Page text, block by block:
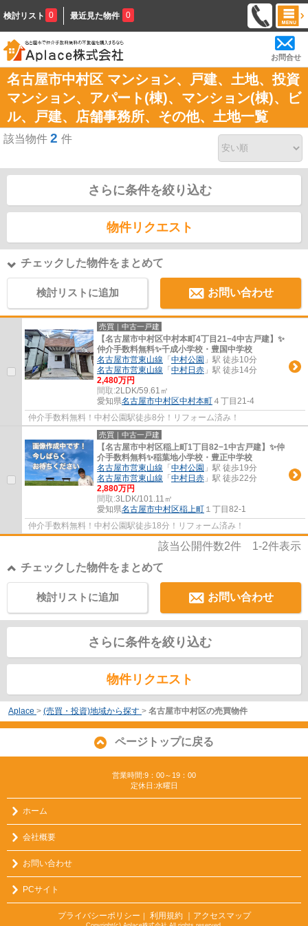
検討リスト 0 最近見た物件 0
お問合せ
名古屋市中村区 マンション、戸建、土地、投資
マンション、アパート(棟)、マンション(棟)、ビ
ル、戸建、店舗事務所、その他、土地一覧
該当物件 2 件
さらに条件を絞り込む
物件リクエスト
チェックした物件をまとめて
検討リストに追加 お問い合わせ
売買｜中古一戸建
【名古屋市中村区中村本町4丁目21−4中古戸建】✨️
仲介手数料無料✨️千成小学校・豊国中学校
名古屋市営東山線 「 中村公園 」駅 徒歩10分
名古屋市営東山線 「 中村日赤 」駅 徒歩14分
2,480万円
間取:2LDK/59.61㎡
愛知県名古屋市中村区中村本町 ４丁目21-4
仲介手数料無料！中村公園駅徒歩8分！リフォーム済み！
売買｜中古一戸建
【名古屋市中村区稲上町1丁目82−1中古戸建】✨️仲
介手数料無料✨️稲葉地小学校・豊正中学校
名古屋市営東山線 「 中村公園 」駅 徒歩19分
名古屋市営東山線 「 中村日赤 」駅 徒歩22分
2,880万円
間取:3LDK/101.11㎡
愛知県名古屋市中村区稲上町 １丁目82-1
仲介手数料無料！中村公園駅徒歩18分！リフォーム済み！
該当公開件数2件 1-2件表示
チェックした物件をまとめて
お問い合わせ
検討リストに追加
さらに条件を絞り込む
物件リクエスト
Aplace > (売買・投資)地域から探す > 名古屋市中村区の売買物件
ページトップに戻る
営業時間:9：00～19：00
定休日:水曜日
ホーム
会社概要
お問い合わせ
PCサイト
プライバシーポリシー ｜ 利用規約 ｜アクセスマップ